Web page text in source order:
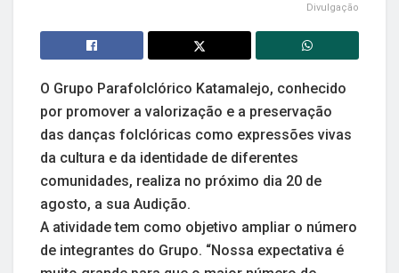
Divulgação
O Grupo Parafolclórico Katamalejo, conhecido
por promover a valorização e a preservação
das danças folclóricas como expressões vivas
da cultura e da identidade de diferentes
comunidades, realiza no próximo dia 20 de
agosto, a sua Audição.
A atividade tem como objetivo ampliar o número
de integrantes do Grupo. “Nossa expectativa é